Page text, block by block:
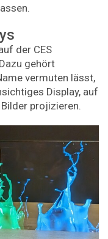
der CES
gehört
vermuten lässt,
Display, auf
projizieren.